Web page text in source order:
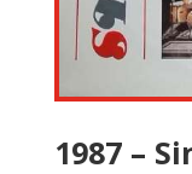
1987 –